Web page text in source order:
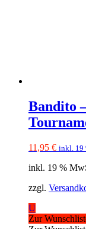
Bandito
11,95 € inkl. 19
inkl. 19 %
zzgl.
U
Zur